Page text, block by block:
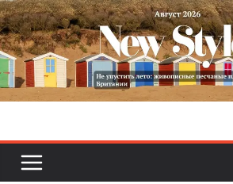
Skip
to
content